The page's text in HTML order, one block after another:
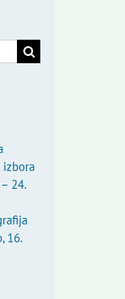
izbora
24.
16.